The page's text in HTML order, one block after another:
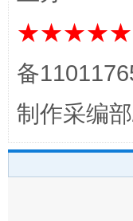
揭开“小
★★★★★
备
制作采编